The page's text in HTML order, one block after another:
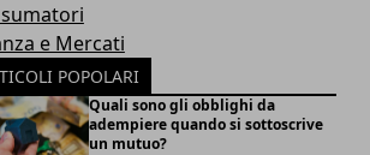
e Mercati
POPOLARI
Quali sono gli obblighi da
adempiere quando si sottoscrive
un mutuo?